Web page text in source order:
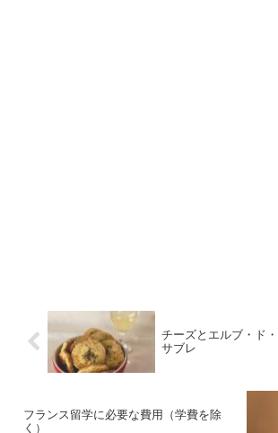
チーズとエルブ・ド
サブレ
フランス留学に必要な費用（学費を除
く）